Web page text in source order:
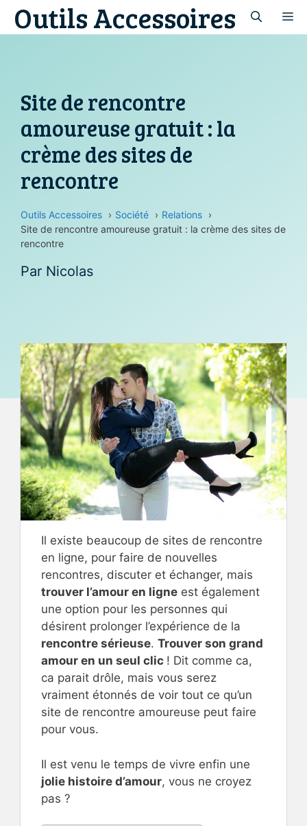
AllerOutils Accessoires
Site de rencontre
amoureuse gratuit : la
crème des sites de
rencontre
Outils Accessoires Société
Relations
Site de rencontre amoureuse gratuit : la crème des sites de
rencontre
Par Nicolas
Il existe beaucoup de sites de rencontre
en ligne, pour faire de nouvelles
rencontres, discuter et échanger, mais
trouver l’amour en ligne est également
une option pour les personnes qui
désirent prolonger l’expérience de la
rencontre sérieuse. Trouver son grand
amour en un seul clic ! Dit comme ca,
ca parait drôle, mais vous serez
vraiment étonnés de voir tout ce qu’un
site de rencontre amoureuse peut faire
pour vous.
Il est venu le temps de vivre enfin une
jolie histoire d’amour, vous ne croyez
pas ?